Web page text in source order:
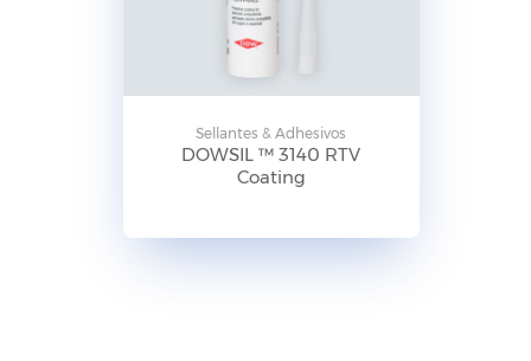
Sellantes & Adhesivos
DOWSIL ™ 3140 RTV
Coating